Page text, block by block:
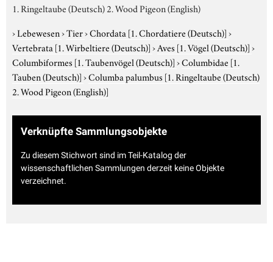
1. Ringeltaube (Deutsch) 2. Wood Pigeon (English)
›Lebewesen›Tier›Chordata [1. Chordatiere (Deutsch)]›
Vertebrata [1. Wirbeltiere (Deutsch)]›Aves [1. Vögel (Deutsch)]›
Columbiformes [1. Taubenvögel (Deutsch)]›Columbidae [1.
Tauben (Deutsch)]›Columba palumbus [1. Ringeltaube (Deutsch)
2. Wood Pigeon (English)]
Verknüpfte Sammlungsobjekte
Zu diesem Stichwort sind im Teil-Katalog der
wissenschaftlichen Sammlungen derzeit keine Objekte
verzeichnet.